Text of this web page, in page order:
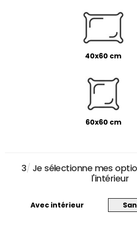
40x60 cm
60x60 cm
3/ Je sélectionne mes
l'intérieur
Avec intérieur